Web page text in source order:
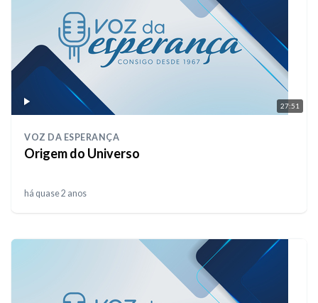
27:51
VOZ DA ESPERANÇA
Origem do Universo
há quase 2 anos